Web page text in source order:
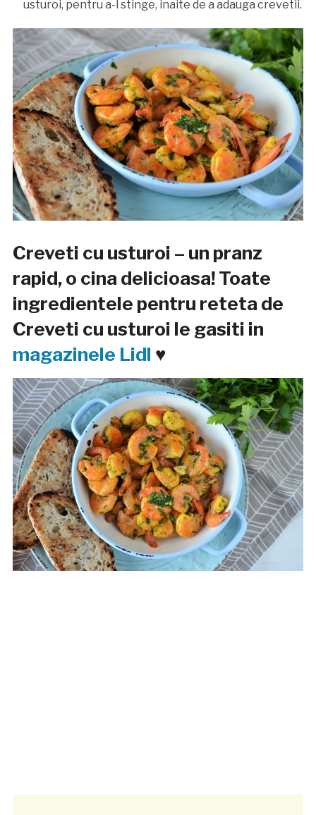
usturoi, pentru a-l stinge, inaite de a adauga crevetii.
Creveti cu usturoi – un pranz
rapid, o cina delicioasa! Toate
ingredientele pentru reteta de
Creveti cu usturoi le gasiti in
magazinele Lidl ♥